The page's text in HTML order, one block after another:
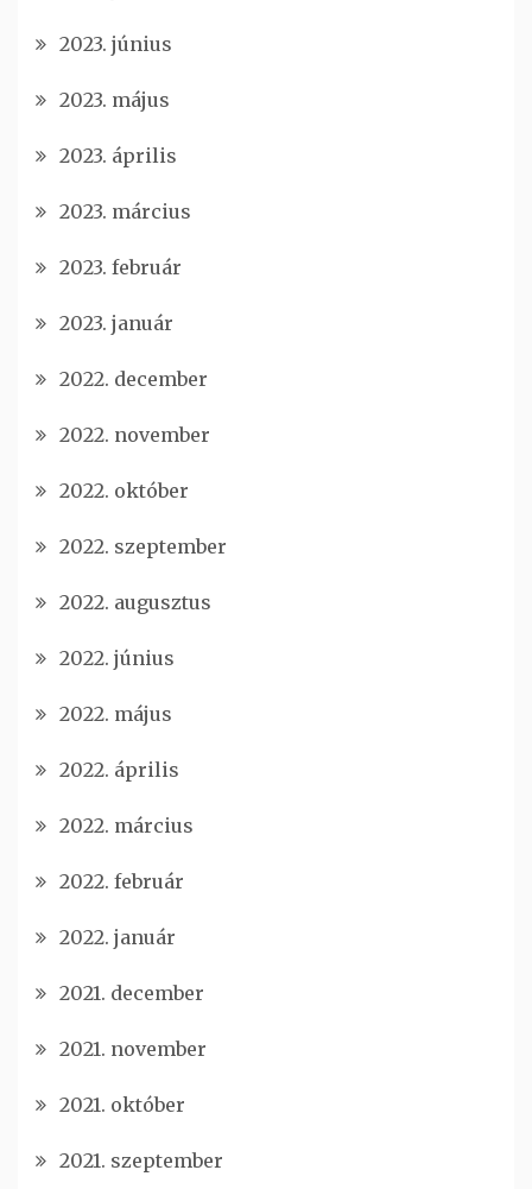
2023. június
2023. május
2023. április
2023. március
2023. február
2023. január
2022. december
2022. november
2022. október
2022. szeptember
2022. augusztus
2022. június
2022. május
2022. április
2022. március
2022. február
2022. január
2021. december
2021. november
2021. október
2021. szeptember